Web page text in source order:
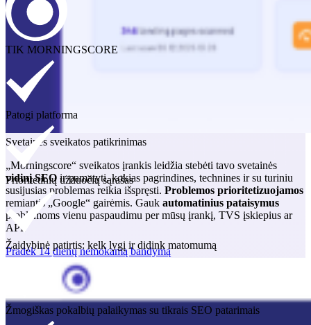
Svetainės sveikatos patikrinimas
„Morningscore“ sveikatos įrankis leidžia stebėti tavo svetainės
vidinį SEO ir pamatyti, kokias pagrindines, technines ir su turiniu
susijusias problemas reikia išspręsti. Problemos prioritetizuojamos
remiantis „Google“ gairėmis. Gauk automatinius pataisymus
problemoms vienu paspaudimu per mūsų įrankį, TVS įskiepius ar
API.
Pradėk 14 dienų nemokamą bandymą
TIK MORNINGSCORE
Patogi platforma
Prioritetinių užduočių sąrašas
Žaidybinė patirtis: kelk lygį ir didink matomumą
Žmogiškas pokalbių palaikymas su tikrais SEO patarimais